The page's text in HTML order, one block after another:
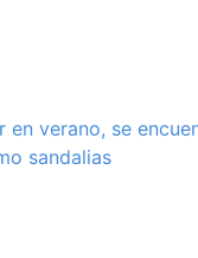
verano, se
sandalias